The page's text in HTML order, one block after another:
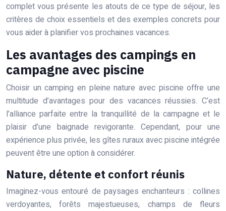
complet vous présente les atouts de ce type de séjour, les
critères de choix essentiels et des exemples concrets pour
vous aider à planifier vos prochaines vacances.
Les avantages des campings en
campagne avec piscine
Choisir un camping en pleine nature avec piscine offre une
multitude d’avantages pour des vacances réussies. C’est
l’alliance parfaite entre la tranquillité de la campagne et le
plaisir d’une baignade revigorante. Cependant, pour une
expérience plus privée, les gîtes ruraux avec piscine intégrée
peuvent être une option à considérer.
Nature, détente et confort réunis
Imaginez-vous entouré de paysages enchanteurs : collines
verdoyantes, forêts majestueuses, champs de fleurs